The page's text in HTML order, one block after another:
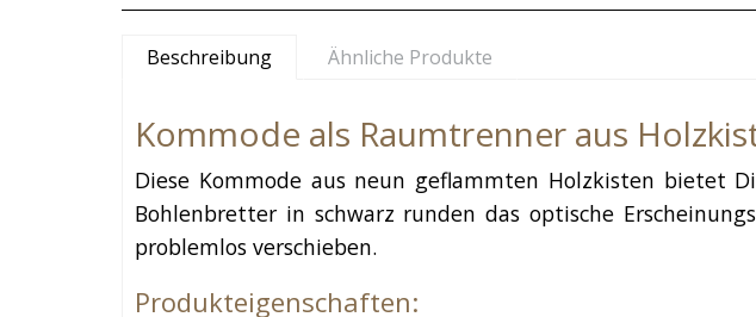
Beschreibung Ähnliche Produkte
Kommode als Raumtrenner aus
Diese Kommode aus neun geflammten Holzkisten bietet
Bohlenbretter in schwarz runden das optische
problemlos verschieben.
Produkteigenschaften: